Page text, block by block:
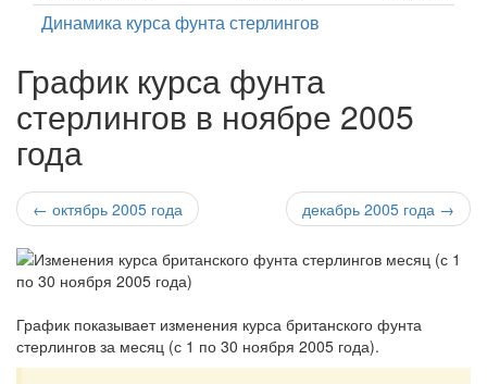
Динамика курса фунта стерлингов
График курса фунта
стерлингов в ноябре 2005
года
← октябрь 2005 года декабрь 2005 года →
График показывает изменения курса британского фунта
стерлингов за месяц (с 1 по 30 ноября 2005 года).